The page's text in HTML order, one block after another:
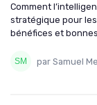
Comment
stratégique pour
bénéfices et
par Samuel